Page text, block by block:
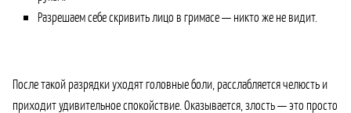
Разрешаем себе скривить лицо в гримасе — никто же не видит.
После такой разрядки уходят головные боли, расслабляется челюсть и
приходит удивительное спокойствие. Оказывается, злость — это просто